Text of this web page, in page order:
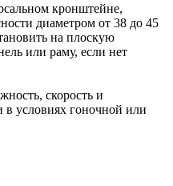
кронштейне,
диаметром от 38 до 45
на плоскую
или раму, если нет
скорость и
в условиях гоночной или